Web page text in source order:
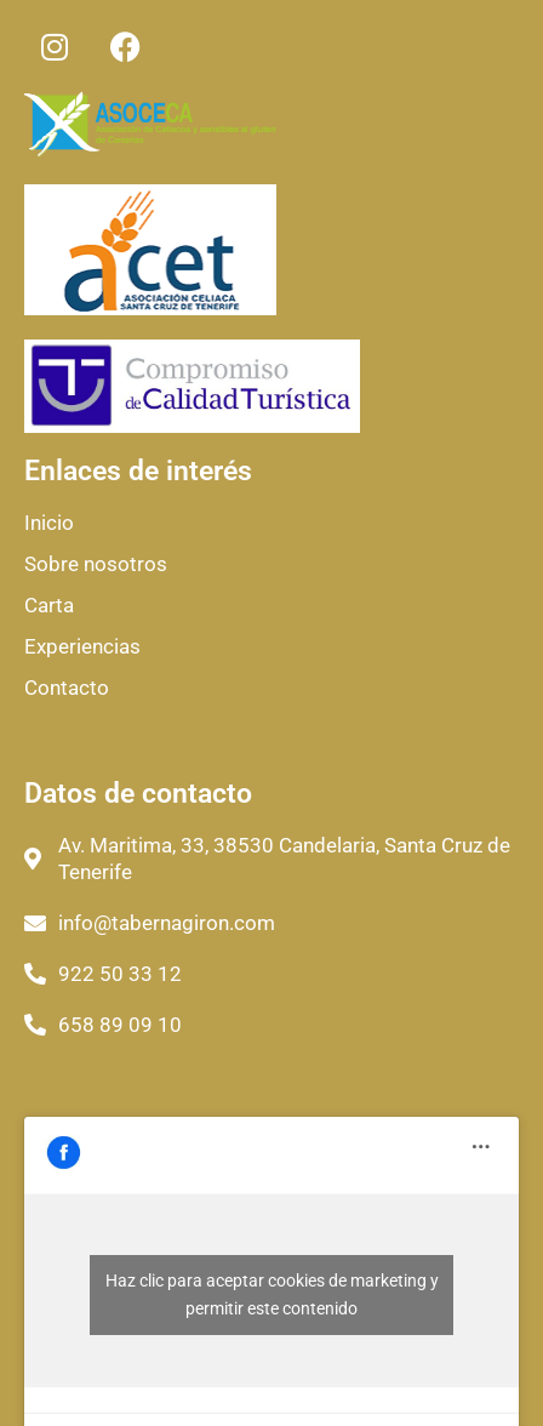
Enlaces de interés
Inicio
Sobre nosotros
Carta
Experiencias
Contacto
Datos de contacto
Av. Maritima, 33, 38530 Candelaria, Santa Cruz de
Tenerife
info@tabernagiron.com
922 50 33 12
658 89 09 10
Haz clic para aceptar cookies de marketing y
permitir este contenido